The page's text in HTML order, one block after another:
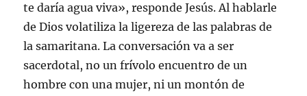
te daría agua viva», responde Jesús. Al hablarle
de Dios volatiliza la ligereza de las palabras de
la samaritana. La conversación va a ser
sacerdotal, no un frívolo encuentro de un
hombre con una mujer, ni un montón de